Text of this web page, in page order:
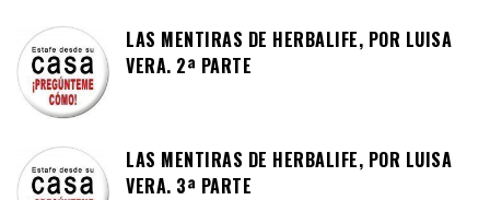
LAS MENTIRAS DE HERBALIFE, POR LUISA
VERA. 2ª PARTE
LAS MENTIRAS DE HERBALIFE, POR LUISA
VERA. 3ª PARTE